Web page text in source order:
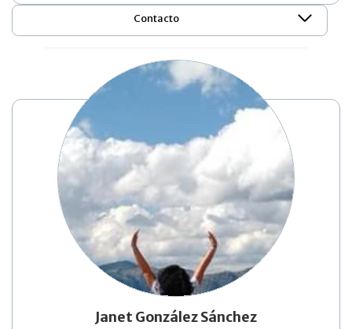
Contacto
Janet González Sánchez